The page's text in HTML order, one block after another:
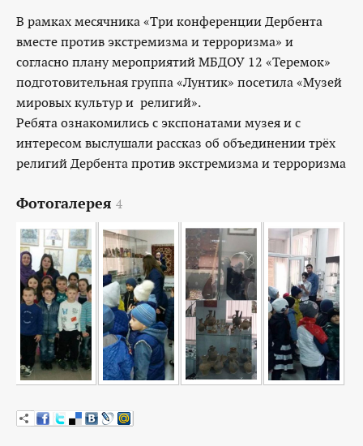
В рамках месячника «Три конференции Дербента
вместе против экстремизма и терроризма» и
согласно плану мероприятий МБДОУ 12 «Теремок»
подготовительная группа «Лунтик» посетила «Музей
мировых культур и религий».
Ребята ознакомились с экспонатами музея и с
интересом выслушали рассказ об объединении трёх
религий Дербента против экстремизма и терроризма
Фотогалерея 4